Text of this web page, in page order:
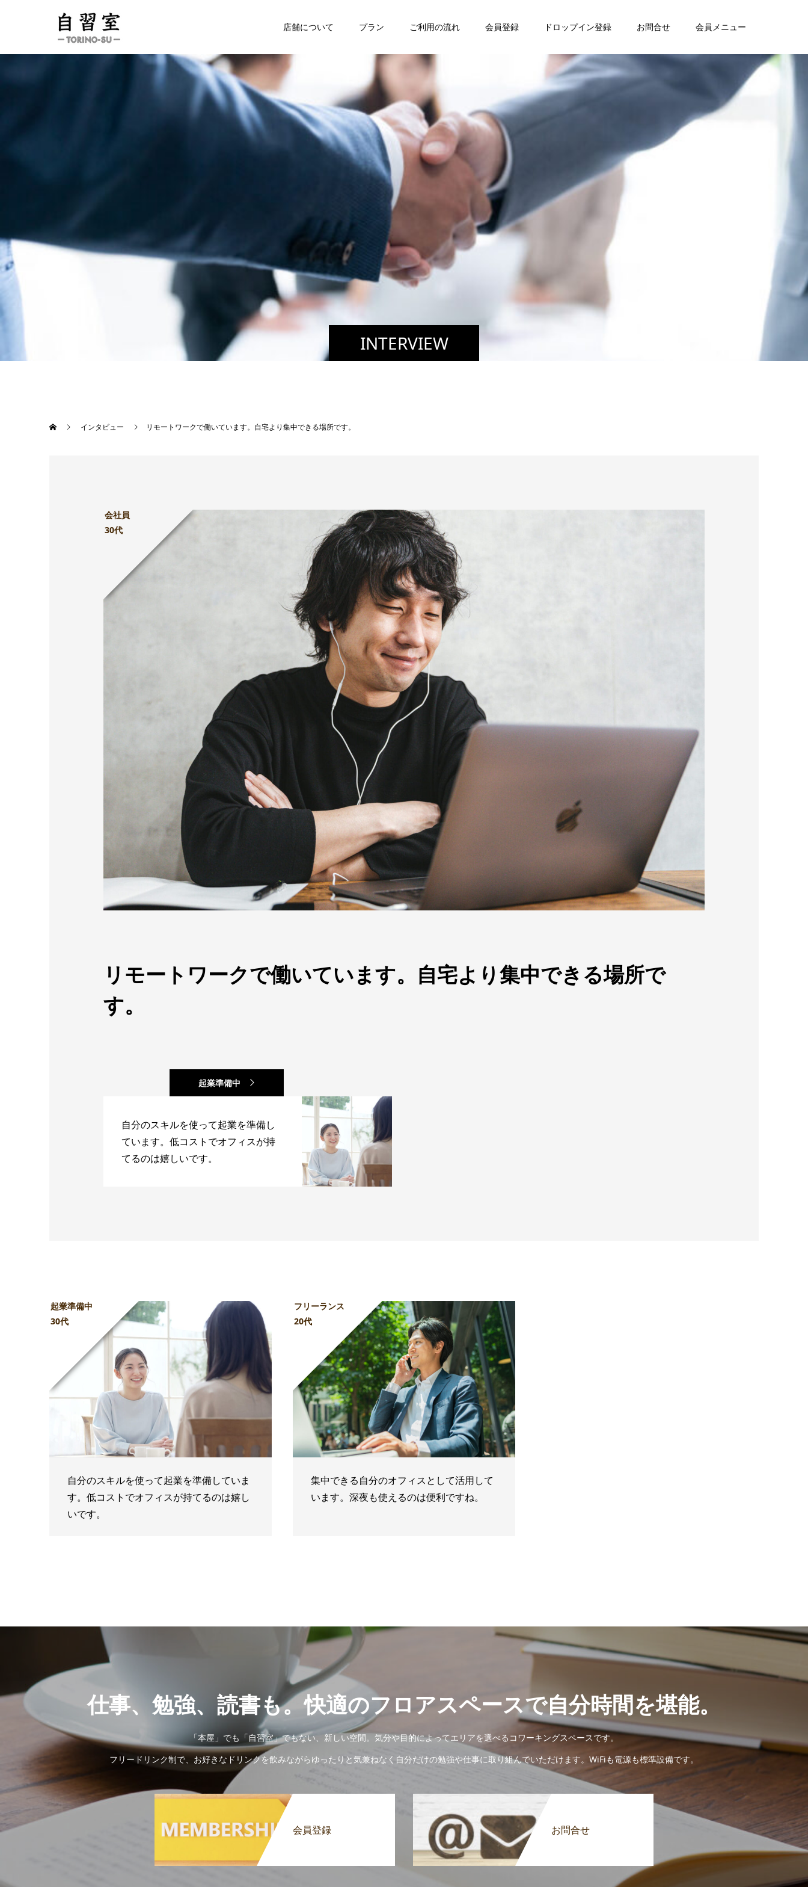
店舗について プラン ご利用の流れ 会員登録 ドロップイン登録 お問合せ 会員メニュー
INTERVIEW
インタビュー リモートワークで働いています。自宅より集中できる場所です。
会社員
30代
リモートワークで働いています。自宅より集中できる場所で
す。
起業準備中
自分のスキルを使って起業を準備し
ています。低コストでオフィスが持
てるのは嬉しいです。
起業準備中
30代
自分のスキルを使って起業を準備していま
す。低コストでオフィスが持てるのは嬉し
いです。
フリーランス
20代
集中できる自分のオフィスとして活用して
います。深夜も使えるのは便利ですね。
仕事、勉強、読書も。快適のフロアスペースで自分時間を堪能。
「本屋」でも「自習室」でもない、新しい空間。気分や目的によってエリアを選べるコワーキングスペースです。
フリードリンク制で、お好きなドリンクを飲みながらゆったりと気兼ねなく自分だけの勉強や仕事に取り組んでいただけます。WiFiも電源も標準設備です。
会員登録 お問合せ